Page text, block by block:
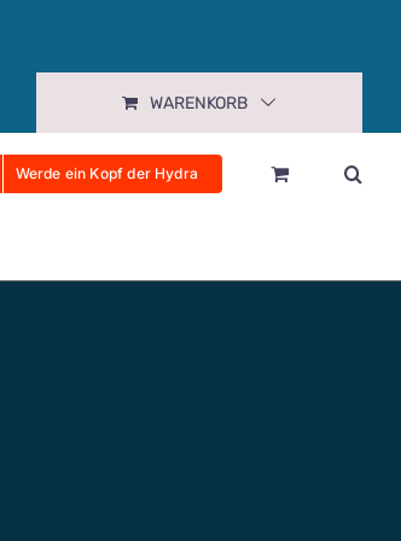
WARENKORB
Werde ein Kopf der Hydra